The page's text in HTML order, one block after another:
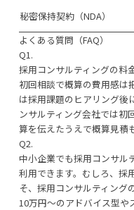
秘密保持契約（NDA）
よくある質問（FAQ）
Q1.
採用コンサルティングの料
初回相談で概算の費用感は
は採用課題のヒアリング後
ンサルティング会社では初
算を伝えたうえで概算見積
Q2.
中小企業でも採用コンサル
利用できます。むしろ、採
そ、採用コンサルティング
10万円〜のアドバイス型